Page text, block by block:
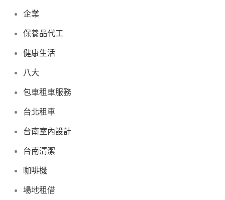
企業
保養品代工
健康生活
八大
包車租車服務
台北租車
台南室內設計
台南清潔
咖啡機
場地租借